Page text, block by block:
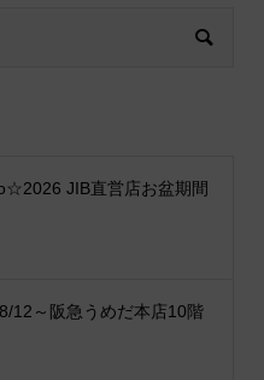
JIB直営店お盆期間
12～阪急うめだ本店10階